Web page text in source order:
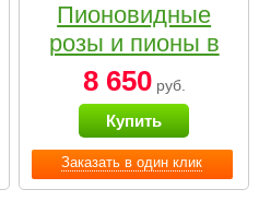
Заказать в один клик
Пионовидные
розы и пионы в
белой коробке
Small
8 650руб.
Купить